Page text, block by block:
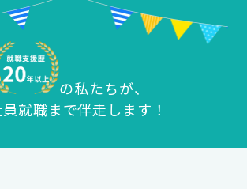
の私たちが、
就職まで伴走します！